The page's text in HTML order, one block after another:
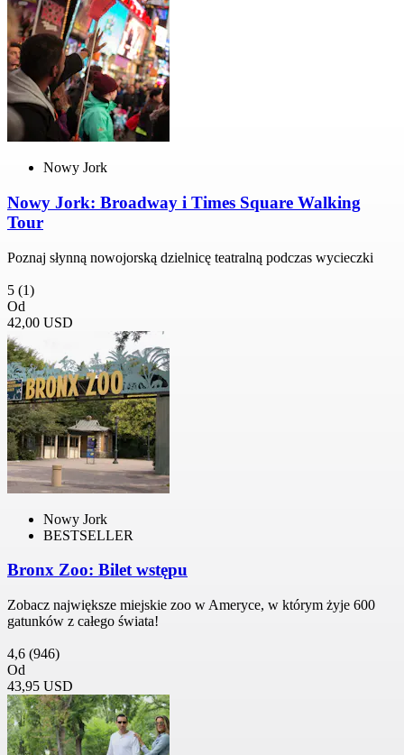
Nowy Jork
Nowy Jork: Broadway i Times Square Walking
Tour
Poznaj słynną nowojorską dzielnicę teatralną podczas wycieczki
5 (1)
Od
42,00 USD
Nowy Jork
BESTSELLER
Bronx Zoo: Bilet wstępu
Zobacz największe miejskie zoo w Ameryce, w którym żyje 600
gatunków z całego świata!
4,6 (946)
Od
43,95 USD